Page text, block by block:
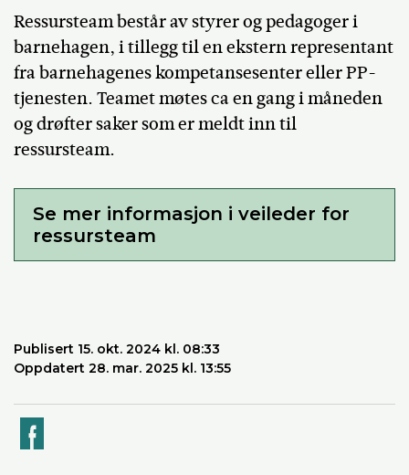
Ressursteam består av styrer og pedagoger i
barnehagen, i tillegg til en ekstern representant
fra barnehagenes kompetansesenter eller PP-
tjenesten. Teamet møtes ca en gang i måneden
og drøfter saker som er meldt inn til
ressursteam.
Se mer informasjon i veileder for
ressursteam
Publisert 15. okt. 2024 kl. 08:33
Oppdatert 28. mar. 2025 kl. 13:55